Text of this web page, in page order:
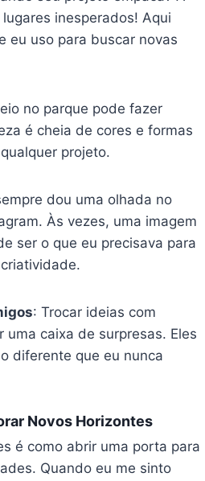
inesperados! Aqui
eu uso para buscar novas
no parque pode fazer
é cheia de cores e formas
projeto.
dou uma olhada no
Às vezes, uma imagem
ser o que eu precisava para
: Trocar ideias com
uma caixa de surpresas. Eles
diferente que eu nunca
Novos Horizontes
é como abrir uma porta para
Quando eu me sinto